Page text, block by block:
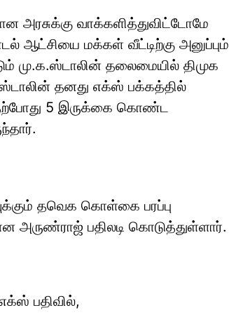
அரசுக்கு வாக்களித்துவிட்டோமே
ஆட்சியை மக்கள் வீட்டிற்கு அனுப்பும்
மு.க.ஸ்டாலின் தலைமையில் திமுக
ஸ்டாலின் தனது எக்ஸ் பக்கத்தில்
5 இருக்கை கொண்ட
தவெக கொள்கை பரப்பு
அருண்ராஜ் பதிலடி கொடுத்துள்ளார்.
பதிவில்,